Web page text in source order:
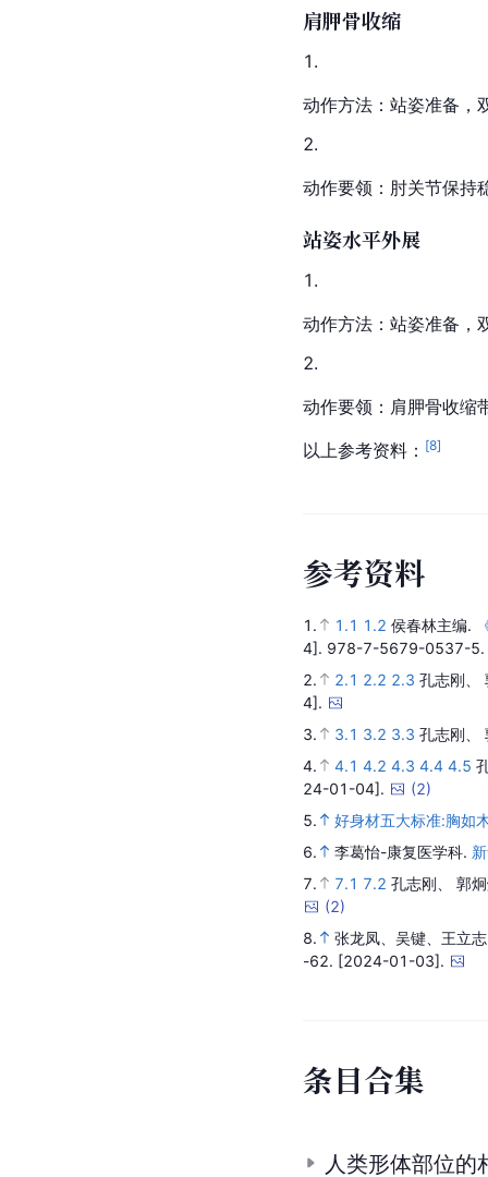
肩胛骨收缩
动作方法：站姿准备，
动作要领：肘关节保持
站姿水平外展
动作方法：站姿准备，
动作要领：肩胛骨收缩
以上参考资料： [8]
参考资料
1. 1.1 1.2 侯春林主编.
4]. 978-7-5679-0537-5.
2.
2.1 2.2 2.3 孔志刚、
4].
3.
3.1 3.2 3.3 孔志刚、
4.
4.1 4.2 4.3 4.4 4.5
24-01-04].
(2)
5.
好身材五大标准:胸如
6.
李葛怡-康复医学科.
7.
7.1 7.2 孔志刚、 郭
(2)
8.
张龙凤、吴键、王立
-62. [2024-01-03].
条目合集
人类形体部位的